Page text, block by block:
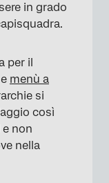
in grado
per il
e menù a
si
così
non
nella